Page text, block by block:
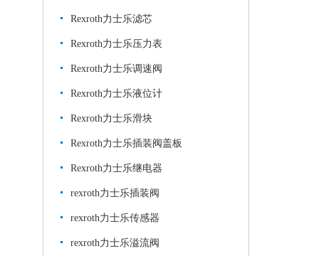
Rexroth力士乐滤芯
Rexroth力士乐压力表
Rexroth力士乐调速阀
Rexroth力士乐液位计
Rexroth力士乐滑块
Rexroth力士乐插装阀盖板
Rexroth力士乐继电器
rexroth力士乐插装阀
rexroth力士乐传感器
rexroth力士乐溢流阀